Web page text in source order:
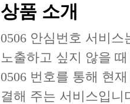
상품 소개
0506 안심번호 서비
노출하고 싶지 않을 때
0506 번호를 통해 현
결해 주는 서비스입니